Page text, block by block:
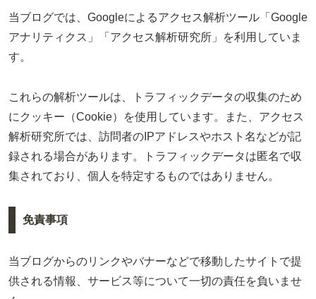
当ブログでは、Googleによるアクセス解析ツール「Google
アナリティクス」「アクセス解析研究所」を利用していま
す。
これらの解析ツールは、トラフィックデータの収集のため
にクッキー（Cookie）を使用しています。また、アクセス
解析研究所では、訪問者のIPアドレスやホスト名などが記
録される場合があります。トラフィックデータは匿名で収
集されており、個人を特定するものではありません。
免責事項
当ブログからのリンクやバナーなどで移動したサイトで提
供される情報、サービス等について一切の責任を負いませ